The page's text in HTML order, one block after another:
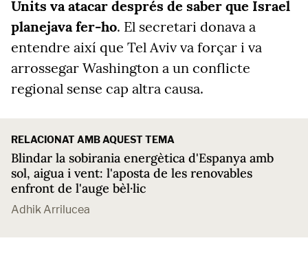
Units va atacar després de saber que Israel
planejava fer-ho. El secretari donava a
entendre així que Tel Aviv va forçar i va
arrossegar Washington a un conflicte
regional sense cap altra causa.
RELACIONAT AMB AQUEST TEMA
Blindar la sobirania energètica d'Espanya amb
sol, aigua i vent: l'aposta de les renovables
enfront de l'auge bèl·lic
Adhik Arrilucea